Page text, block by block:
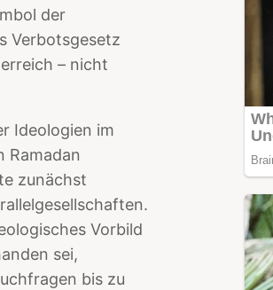
der
Verbotsgesetz
– nicht
Ideologien im
Ramadan
zunächst
Vorbild
sei,
bis zu